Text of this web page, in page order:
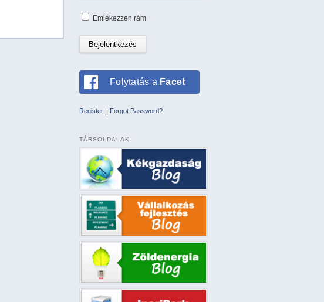
Emlékezzen rám
Folytatás a Facebookkal
Register Forgot Password?
TÁRSOLDALAK